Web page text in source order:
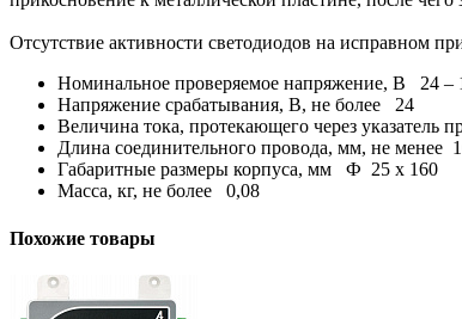
Отсутствие активности светодиодов на исправном
Номинальное проверяемое напряжение, В 24 –
Напряжение срабатывания, В, не более 24
Величина тока, протекающего через
Длина соединительного провода, мм, не менее
Габаритные размеры корпуса, мм Ф 25 x 160
Масса, кг, не более 0,08
Похожие товары